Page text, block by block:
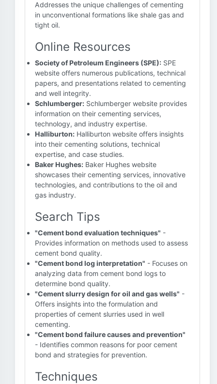
Addresses the unique challenges of cementing
in unconventional formations like shale gas and
tight oil.
Online Resources
Society of Petroleum Engineers (SPE): SPE
website offers numerous publications, technical
papers, and presentations related to cementing
and well integrity.
Schlumberger: Schlumberger website provides
information on their cementing services,
technology, and industry expertise.
Halliburton: Halliburton website offers insights
into their cementing solutions, technical
expertise, and case studies.
Baker Hughes: Baker Hughes website
showcases their cementing services, innovative
technologies, and contributions to the oil and
gas industry.
Search Tips
"Cement bond evaluation techniques" -
Provides information on methods used to assess
cement bond quality.
"Cement bond log interpretation" - Focuses on
analyzing data from cement bond logs to
determine bond quality.
"Cement slurry design for oil and gas wells" -
Offers insights into the formulation and
properties of cement slurries used in well
cementing.
"Cement bond failure causes and prevention"
- Identifies common reasons for poor cement
bond and strategies for prevention.
Techniques